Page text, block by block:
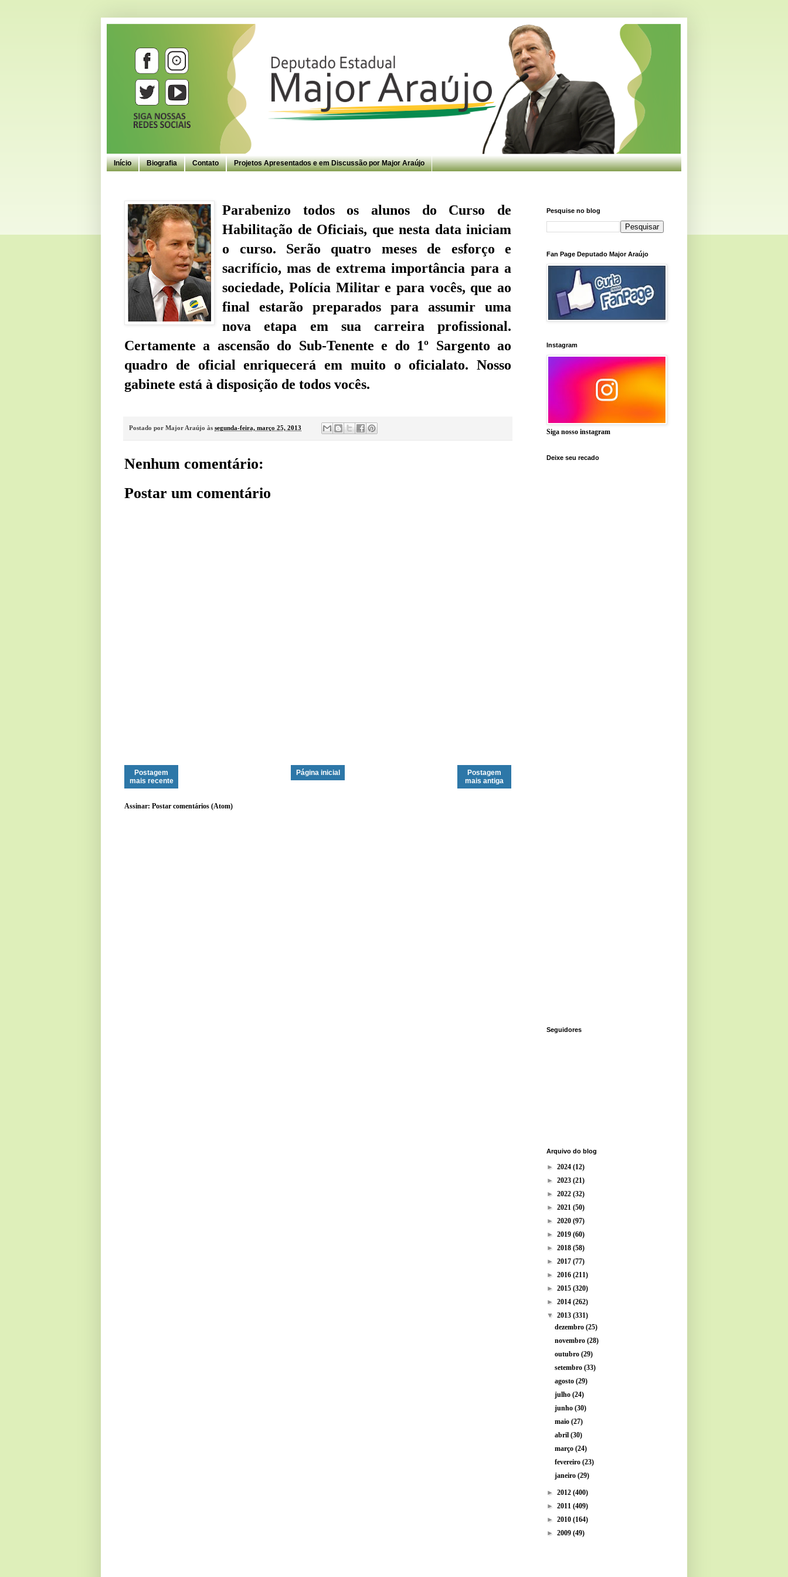
Início Biografia Contato Projetos Apresentados e em Discussão por Major Araújo
Parabenizo todos os alunos do Curso de
Habilitação de Oficiais, que nesta data iniciam
o curso. Serão quatro meses de esforço e
sacrifício, mas de extrema importância para a
sociedade, Polícia Militar e para vocês, que ao
final estarão preparados para assumir uma
nova etapa em sua carreira profissional.
Certamente a ascensão do Sub-Tenente e do 1º Sargento ao
quadro de oficial enriquecerá em muito o oficialato. Nosso
gabinete está à disposição de todos vocês.
Postado por Major Araújo às segunda-feira, março 25, 2013
Nenhum comentário:
Postar um comentário
Postagem
mais recente
Postagem
mais antiga
Página inicial
Assinar: Postar comentários (Atom)
Pesquise no blog
Fan Page Deputado Major Araújo
Instagram
Siga nosso instagram
Deixe seu recado
Seguidores
Arquivo do blog
► 2024 (12)
► 2023 (21)
► 2022 (32)
► 2021 (50)
► 2020 (97)
► 2019 (60)
► 2018 (58)
► 2017 (77)
► 2016 (211)
► 2015 (320)
► 2014 (262)
▼ 2013 (331)
dezembro(25)
novembro(28)
outubro(29)
setembro(33)
agosto(29)
julho(24)
junho(30)
maio(27)
abril(30)
março(24)
fevereiro(23)
janeiro(29)
► 2012 (400)
► 2011 (409)
► 2010 (164)
► 2009 (49)